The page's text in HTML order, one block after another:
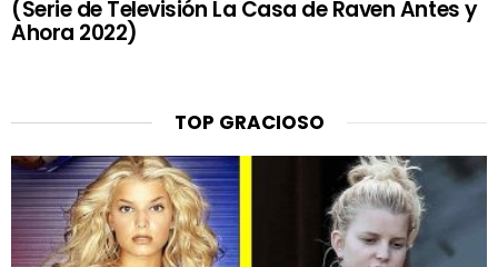
(Serie de Televisión La Casa de Raven Antes y
Ahora 2022)
TOP GRACIOSO